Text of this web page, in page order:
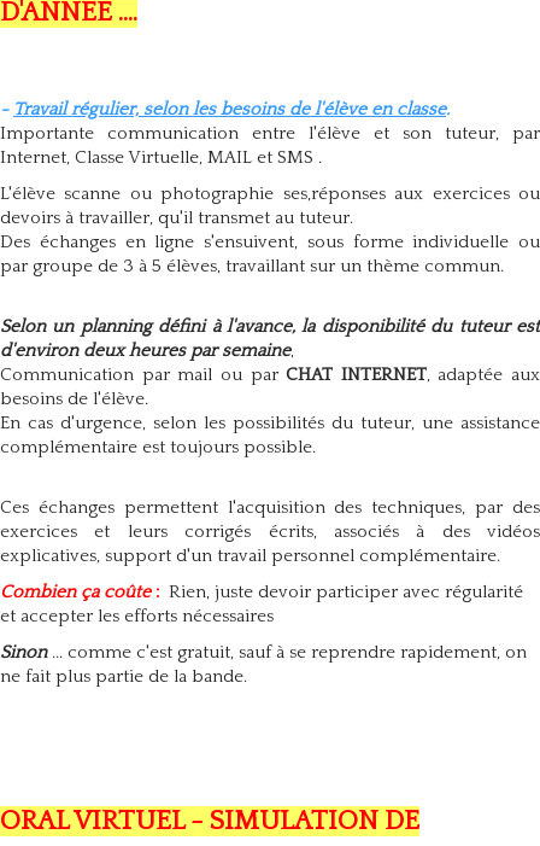
D'ANNEE ....
- Travail régulier, selon les besoins de l'élève en classe.
Importante communication entre l'élève et son tuteur, par
Internet, Classe Virtuelle, MAIL et SMS .
L'élève scanne ou photographie ses,réponses aux exercices ou
devoirs à travailler, qu'il transmet au tuteur.
Des échanges en ligne s'ensuivent, sous forme individuelle ou
par groupe de 3 à 5 élèves, travaillant sur un thème commun.
Selon un planning défini à l'avance, la disponibilité du tuteur est
d'environ deux heures par semaine,
Communication par mail ou parCHAT INTERNET, adaptée aux
besoins de l'élève.
En cas d'urgence, selon les possibilités du tuteur, une assistance
complémentaire est toujours possible.
Ces échanges permettent l'acquisition des techniques, par des
exercices et leurs corrigés écrits, associés à des vidéos
explicatives, support d'un travail personnel complémentaire.
Combien ça coûte: Rien, juste devoir participer avec régularité
et accepter les efforts nécessaires
Sinon... comme c'est gratuit, sauf à se reprendre rapidement, on
ne fait plus partie de la bande.
ORAL VIRTUEL - SIMULATION DE